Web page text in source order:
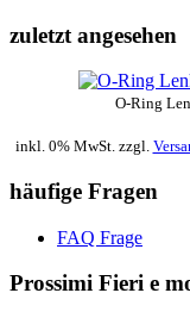
zuletzt angesehen
O-Ring
inkl. 0% MwSt. zzgl.
häufige Fragen
FAQ Frage
Prossimi Fieri e